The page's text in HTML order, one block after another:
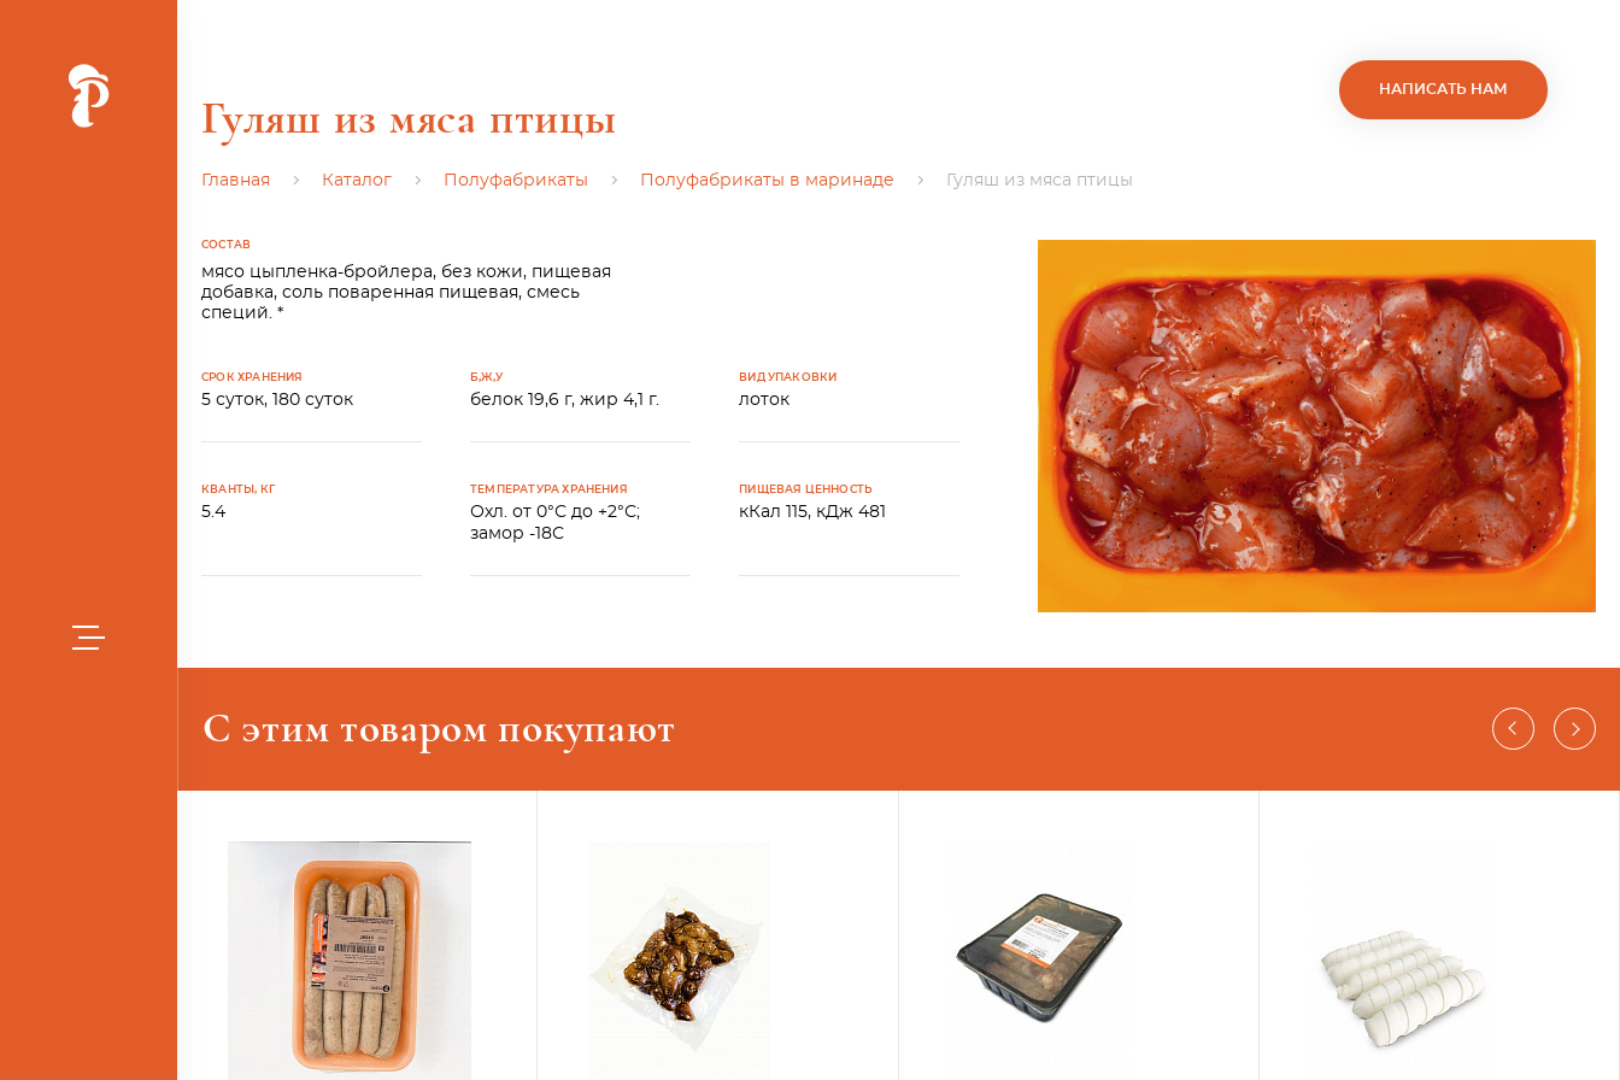
НАПИСАТЬ НАМ
Гуляш из мяса птицы
Главная Каталог Полуфабрикаты Полуфабрикаты в маринаде Гуляш из мяса птицы
СОСТАВ
мясо цыпленка-бройлера, без кожи, пищевая
добавка, соль поваренная пищевая, смесь
специй. *
СРОК ХРАНЕНИЯ
5 суток, 180 суток
Б,Ж,У
белок 19,6 г, жир 4,1 г.
ВИД УПАКОВКИ
лоток
КВАНТЫ, КГ
5.4
ТЕМПЕРАТУРА ХРАНЕНИЯ
Охл. от 0°С до +2°С;
замор -18С
ПИЩЕВАЯ ЦЕННОСТЬ
кКал 115, кДж 481
С этим товаром покупают